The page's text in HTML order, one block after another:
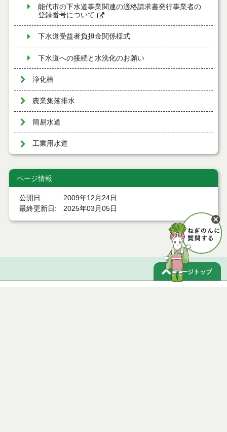
能代市の下水道事業関連の適格請求書発行事業者の
登録番号について
下水道受益者負担金関係様式
下水道への接続と水洗化のお願い
浄化槽
農業集落排水
簡易水道
工業用水道
ページ情報
公開日
2009年12月24日
最終更新日
2025年03月05日
ページトップ